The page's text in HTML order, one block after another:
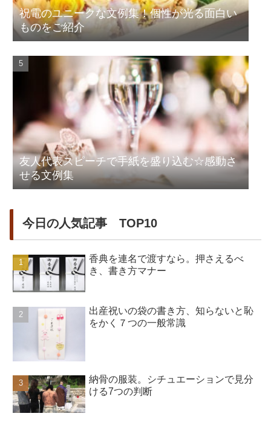
祝電のユニークな文例集！個性が光る面白い
ものをご紹介
友人代表スピーチで手紙を盛り込む☆感動さ
せる文例集
今日の人気記事 TOP10
香典を連名で渡すなら。押さえるべ
き、書き方マナー
出産祝いの袋の書き方、知らないと恥
をかく７つの一般常識
納骨の服装。シチュエーションで見分
ける7つの判断